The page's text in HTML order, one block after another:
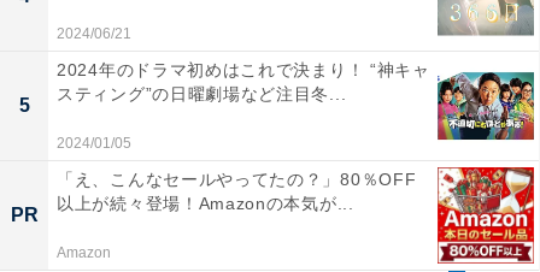
2024/06/21
5
2024年のドラマ初めはこれで決まり！ “神キャ
スティング”の日曜劇場など注目冬...
2024/01/05
PR
「え、こんなセールやってたの？」80％OFF
以上が続々登場！Amazonの本気が...
Amazon